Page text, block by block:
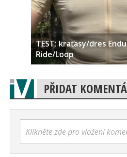
TEST: kraťasy/dres
Ride/Loop
PŘIDAT
Klikněte zde pro vložení